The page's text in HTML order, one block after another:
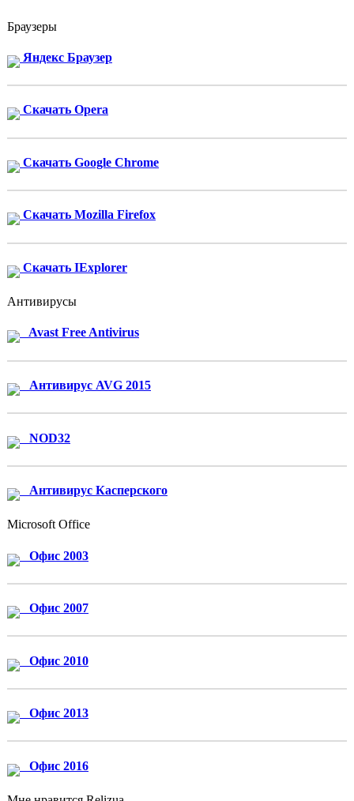
Браузеры
Яндекс Браузер
Скачать Opera
Скачать Google Chrome
Скачать Mozilla Firefox
Скачать IExplorer
Антивирусы
Avast Free Antivirus
Антивирус AVG 2015
NOD32
Антивирус Касперского
Microsoft Office
Офис 2003
Офис 2007
Офис 2010
Офис 2013
Офис 2016